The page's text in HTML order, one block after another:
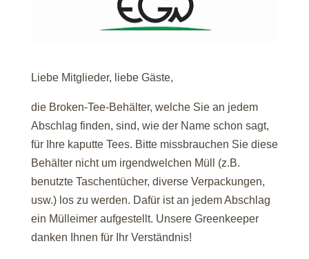
Liebe Mitglieder, liebe Gäste,
die Broken-Tee-Behälter, welche Sie an jedem
Abschlag finden, sind, wie der Name schon sagt,
für Ihre kaputte Tees. Bitte missbrauchen Sie diese
Behälter nicht um irgendwelchen Müll (z.B.
benutzte Taschentücher, diverse Verpackungen,
usw.) los zu werden. Dafür ist an jedem Abschlag
ein Mülleimer aufgestellt. Unsere Greenkeeper
danken Ihnen für Ihr Verständnis!